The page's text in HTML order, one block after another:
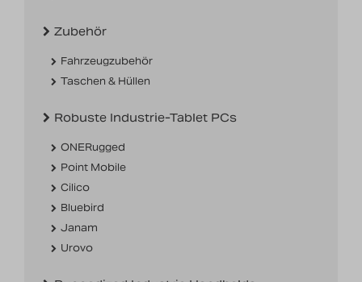
Zubehör
Fahrzeugzubehör
Taschen & Hüllen
Robuste Industrie-Tablet PCs
ONERugged
Point Mobile
Cilico
Bluebird
Janam
Urovo